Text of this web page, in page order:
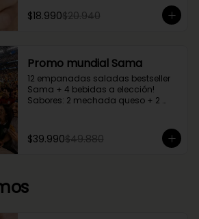
Chupe Palmitos, Margherita. Una
caja perfecta para compartir entre
$18.990$20.940
Promo mundial Sama
12 empanadas saladas bestseller
Sama + 4 bebidas a elección!
Sabores: 2 mechada queso + 2
palmitos
$39.990$49.880